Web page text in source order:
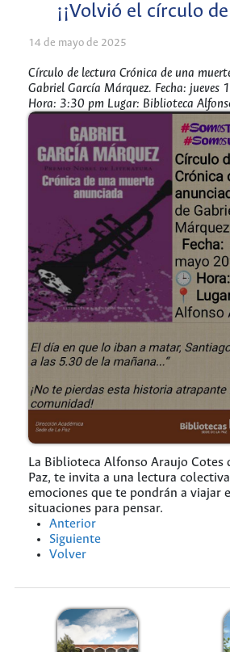
¡¡Volvió el círculo
14 de mayo de 2025
Círculo de lectura Crónica de una
Gabriel García Márquez. Fecha: jueves
Hora: 3:30 pm Lugar: Biblioteca
La Biblioteca Alfonso Araujo Cotes
Paz, te invita a una lectura
emociones que te pondrán a viajar
situaciones para pensar.
Anterior
Siguiente
Volver